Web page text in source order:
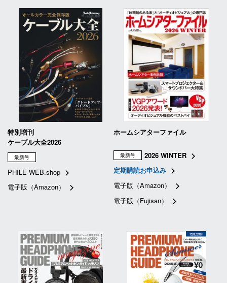
特別増刊
ケーブル大全2026
最新号
PHILE WEB.shop
電子版（Amazon）
ホームシアターファイル
最新号
2026 WINTER
定期購読お申込み
電子版（Amazon）
電子版（Fujisan）